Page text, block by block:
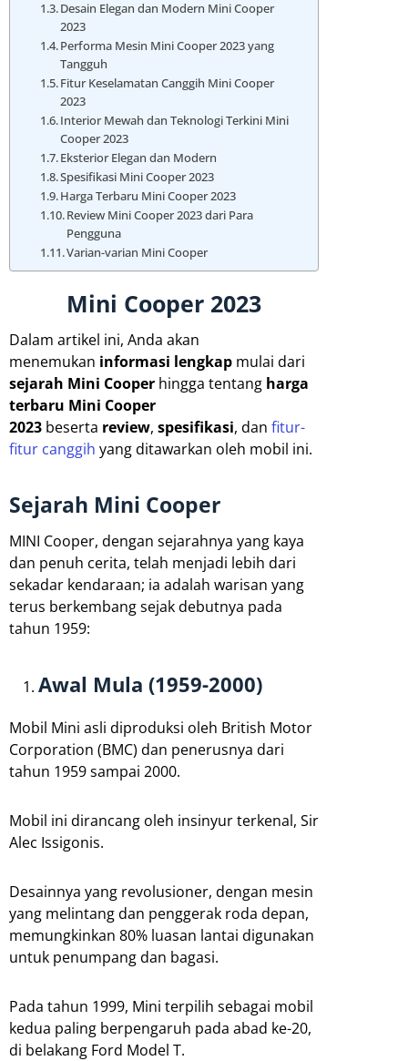
Desain Elegan dan Modern Mini Cooper
2023
Performa Mesin Mini Cooper 2023 yang
Tangguh
Fitur Keselamatan Canggih Mini Cooper
2023
Interior Mewah dan Teknologi Terkini Mini
Cooper 2023
Eksterior Elegan dan Modern
Spesifikasi Mini Cooper 2023
Harga Terbaru Mini Cooper 2023
Review Mini Cooper 2023 dari Para
Pengguna
Varian-varian Mini Cooper
Mini Cooper 2023
Dalam artikel ini, Anda akan
menemukan informasi lengkap mulai dari
sejarah Mini Cooper hingga tentang harga
terbaru Mini Cooper
2023 beserta review, spesifikasi, dan fitur-
fitur canggih yang ditawarkan oleh mobil ini.
Sejarah Mini Cooper
MINI Cooper, dengan sejarahnya yang kaya
dan penuh cerita, telah menjadi lebih dari
sekadar kendaraan; ia adalah warisan yang
terus berkembang sejak debutnya pada
tahun 1959:
Awal Mula (1959-2000)
Mobil Mini asli diproduksi oleh British Motor
Corporation (BMC) dan penerusnya dari
tahun 1959 sampai 2000.
Mobil ini dirancang oleh insinyur terkenal, Sir
Alec Issigonis.
Desainnya yang revolusioner, dengan mesin
yang melintang dan penggerak roda depan,
memungkinkan 80% luasan lantai digunakan
untuk penumpang dan bagasi.
Pada tahun 1999, Mini terpilih sebagai mobil
kedua paling berpengaruh pada abad ke-20,
di belakang Ford Model T.